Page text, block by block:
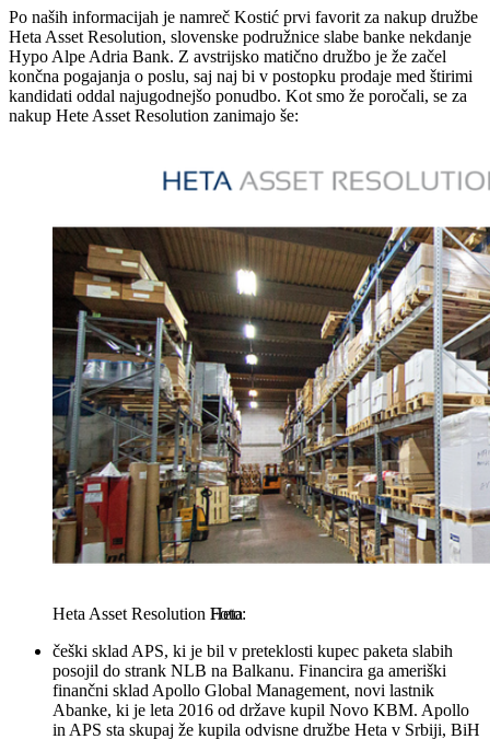
Po naših informacijah je namreč Kostić prvi favorit za nakup družbe
Heta Asset Resolution, slovenske podružnice slabe banke nekdanje
Hypo Alpe Adria Bank. Z avstrijsko matično družbo je že začel
končna pogajanja o poslu, saj naj bi v postopku prodaje med štirimi
kandidati oddal najugodnejšo ponudbo. Kot smo že poročali, se za
nakup Hete Asset Resolution zanimajo še:
Heta Asset Resolution Heta
češki sklad APS, ki je bil v preteklosti kupec paketa slabih
posojil do strank NLB na Balkanu. Financira ga ameriški
finančni sklad Apollo Global Management, novi lastnik
Abanke, ki je leta 2016 od države kupil Novo KBM. Apollo
in APS sta skupaj že kupila odvisne družbe Heta v Srbiji, BiH